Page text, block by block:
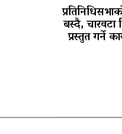
बस्दै,
प्रस्तुत गर्ने